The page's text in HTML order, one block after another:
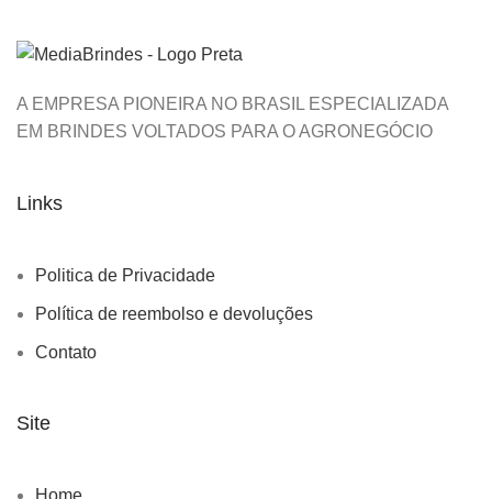
A EMPRESA PIONEIRA NO BRASIL ESPECIALIZADA
EM BRINDES VOLTADOS PARA O AGRONEGÓCIO
Links
Politica de Privacidade
Política de reembolso e devoluções
Contato
Site